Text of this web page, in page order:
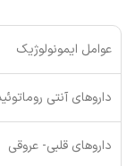
عوامل ایمونولوژیک
داروهای آنتی
داروهای قلبی- عروقی